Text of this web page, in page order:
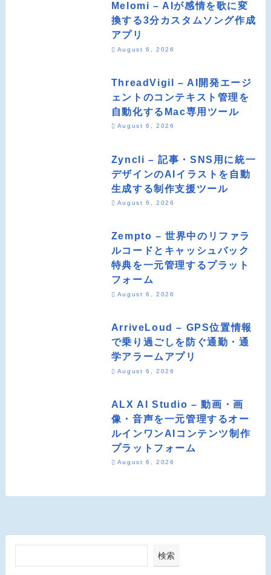
Melomi – AIが感情を歌に変
換する3分カスタムソング作成
アプリ
August 6, 2026
ThreadVigil – AI開発エージ
ェントのコンテキスト管理を
自動化するMac専用ツール
August 6, 2026
Zyncli – 記事・SNS用に統一
デザインのAIイラストを自動
生成する制作支援ツール
August 6, 2026
Zempto – 世界中のリファラ
ルコードとキャッシュバック
特典を一元管理するプラット
フォーム
August 6, 2026
ArriveLoud – GPS位置情報
で乗り過ごしを防ぐ通勤・通
学アラームアプリ
August 6, 2026
ALX AI Studio – 動画・画
像・音声を一元管理するオー
ルインワンAIコンテンツ制作
プラットフォーム
August 6, 2026
検索